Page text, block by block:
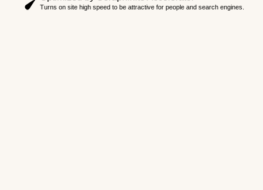
Turns on site high speed to be attractive for people and search engines.